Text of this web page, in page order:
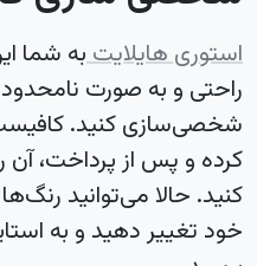
استوری هایلایتبه شما
راحتی و به صورت نامحدود
شخصی‌سازی کنید. کافیست
کرده و پس از پرداخت، آن
کنید. حالا می‌توانید
خود تغییر دهید و به